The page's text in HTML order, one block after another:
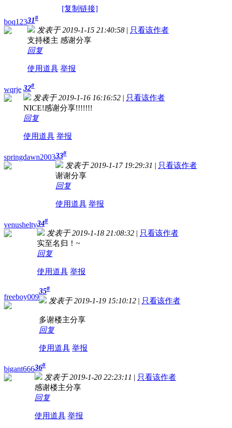
[复制链接]
boq12331#
发表于 2019-1-15 21:40:58 | 只看该作者
支持楼主 感谢分享
回复
使用道具 举报
wqrje 32#
发表于 2019-1-16 16:16:52 | 只看该作者
NICE!感谢分享!!!!!!!
回复
使用道具 举报
springdawn200333#
发表于 2019-1-17 19:29:31 | 只看该作者
谢谢分享
回复
使用道具 举报
venushelty34#
发表于 2019-1-18 21:08:32 | 只看该作者
实至名归！~
回复
使用道具 举报
freeboy009
35#
发表于 2019-1-19 15:10:12 | 只看该作者
多谢楼主分享
回复
使用道具 举报
bigant66636#
发表于 2019-1-20 22:23:11 | 只看该作者
感谢楼主分享
回复
使用道具 举报